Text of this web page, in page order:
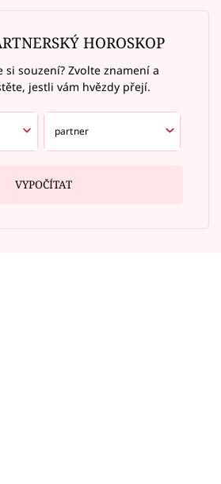
HOROSKOP
si souzení? Zvolte znamení a
jestli vám hvězdy přejí.
VYPOČÍTAT